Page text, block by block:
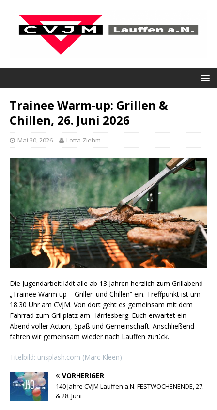
Trainee Warm-up: Grillen &
Chillen, 26. Juni 2026
Mai 30, 2026 Lotta Ziehm
Die Jugendarbeit lädt alle ab 13 Jahren herzlich zum Grillabend
„Trainee Warm up – Grillen und Chillen“ ein. Treffpunkt ist um
18.30 Uhr am CVJM. Von dort geht es gemeinsam mit dem
Fahrrad zum Grillplatz am Härrlesberg. Euch erwartet ein
Abend voller Action, Spaß und Gemeinschaft. Anschließend
fahren wir gemeinsam wieder nach Lauffen zurück.
Titelbild: unsplash.com (Marc Kleen)
VORHERIGER
140 Jahre CVJM Lauffen a.N. FESTWOCHENENDE, 27.
& 28. Juni